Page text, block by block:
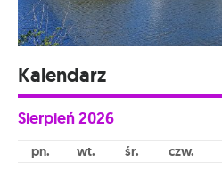
Kalendarz
Sierpień2026
pn wt śr czw